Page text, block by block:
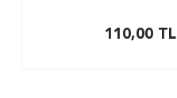
110,00 TL